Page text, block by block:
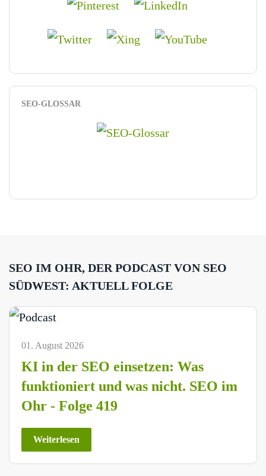
SEO-GLOSSAR
SEO IM OHR, DER PODCAST VON SEO
SÜDWEST: AKTUELL FOLGE
01. August 2026
KI in der SEO einsetzen: Was
funktioniert und was nicht. SEO im
Ohr - Folge 419
Weiterlesen